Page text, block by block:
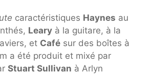
caractéristiques Haynes au
Leary à la guitare, à la
et Café sur des boîtes à
a été produit et mixé par
Stuart Sullivan à Arlyn